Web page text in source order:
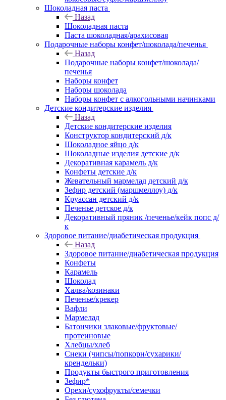
Шоколадная паста
Назад
Шоколадная паста
Паста шоколадная/арахисовая
Подарочные наборы конфет/шоколада/печенья
Назад
Подарочные наборы конфет/шоколада/
печенья
Наборы конфет
Наборы шоколада
Наборы конфет с алкогольными начинками
Детские кондитерские изделия
Назад
Детские кондитерские изделия
Конструктор кондитерский д/к
Шоколадное яйцо д/к
Шоколадные изделия детские д/к
Декоративная карамель д/к
Конфеты детские д/к
Жевательный мармелад детский д/к
Зефир детский (маршмеллоу) д/к
Круассан детский д/к
Печенье детское д/к
Декоративный пряник /печенье/кейк попс д/
к
Здоровое питание/диабетическая продукция
Назад
Здоровое питание/диабетическая продукция
Конфеты
Карамель
Шоколад
Халва/козинаки
Печенье/крекер
Вафли
Мармелад
Батончики злаковые/фруктовые/
протеиновые
Хлебцы/хлеб
Снеки (чипсы/попкорн/сухарики/
крендельки)
Продукты быстрого приготовления
Зефир*
Орехи/сухофрукты/семечки